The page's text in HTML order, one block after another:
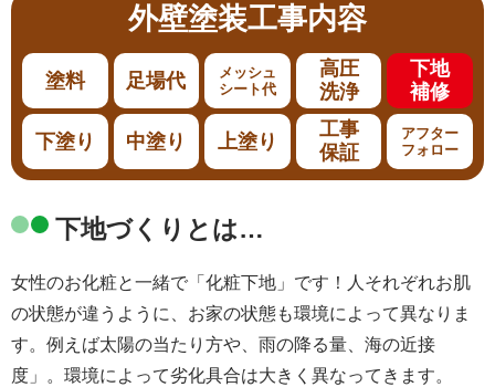
外壁塗装工事内容
塗料 足場代
メッシュ
シート代
高圧
洗浄
下地
補修
下塗り 中塗り 上塗り
工事
保証
アフター
フォロー
下地づくりとは…
女性のお化粧と一緒で「化粧下地」です！人それぞれお肌
の状態が違うように、お家の状態も環境によって異なりま
す。例えば太陽の当たり方や、雨の降る量、海の近接
度」。環境によって劣化具合は大きく異なってきます。